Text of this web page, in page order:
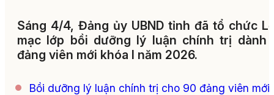
Sáng 4/4, Đảng ủy UBND tỉnh đã tổ chức
mạc lớp bồi dưỡng lý luận chính trị dành
đảng viên mới khóa I năm 2026.
Bồi dưỡng lý luận chính trị cho 90 đảng viên mới